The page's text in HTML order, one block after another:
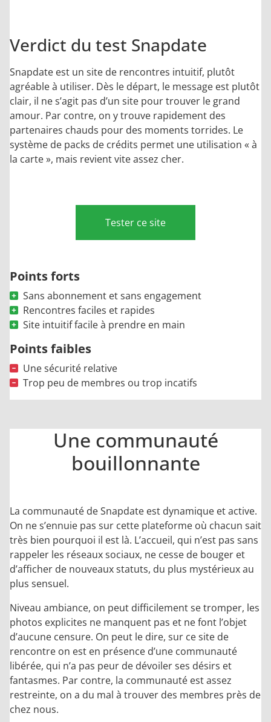
Verdict du test Snapdate
Snapdate est un site de rencontres intuitif, plutôt
agréable à utiliser. Dès le départ, le message est plutôt
clair, il ne s’agit pas d’un site pour trouver le grand
amour. Par contre, on y trouve rapidement des
partenaires chauds pour des moments torrides. Le
système de packs de crédits permet une utilisation « à
la carte », mais revient vite assez cher.
Points forts
Sans abonnement et sans engagement
Rencontres faciles et rapides
Site intuitif facile à prendre en main
Points faibles
Une sécurité relative
Trop peu de membres ou trop incatifs
Tester ce site
Une communauté
bouillonnante
La communauté de Snapdate est dynamique et active.
On ne s’ennuie pas sur cette plateforme où chacun sait
très bien pourquoi il est là. L’accueil, qui n’est pas sans
rappeler les réseaux sociaux, ne cesse de bouger et
d’afficher de nouveaux statuts, du plus mystérieux au
plus sensuel.
Niveau ambiance, on peut difficilement se tromper, les
photos explicites ne manquent pas et ne font l’objet
d’aucune censure. On peut le dire, sur ce site de
rencontre on est en présence d’une communauté
libérée, qui n’a pas peur de dévoiler ses désirs et
fantasmes. Par contre, la communauté est assez
restreinte, on a du mal à trouver des membres près de
chez nous.